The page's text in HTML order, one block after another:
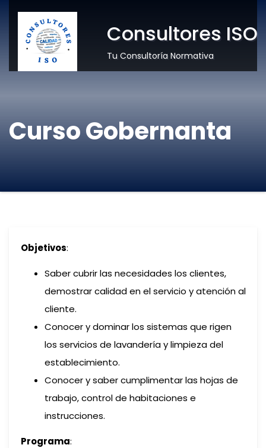
Consultores ISO
Tu Consultoría Normativa
Curso Gobernanta
Objetivos:
Saber cubrir las necesidades los clientes,
demostrar calidad en el servicio y atención al
cliente.
Conocer y dominar los sistemas que rigen
los servicios de lavandería y limpieza del
establecimiento.
Conocer y saber cumplimentar las hojas de
trabajo, control de habitaciones e
instrucciones.
Programa: